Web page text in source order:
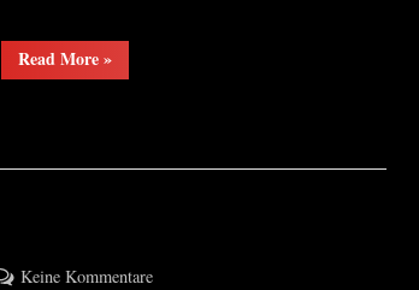
Read More“Silent
Night,
»
Keine Kommentarezu